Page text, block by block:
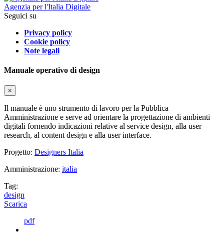
Agenzia per l'Italia Digitale
Seguici su
Privacy policy
Cookie policy
Note legali
Manuale operativo di design
×
Il manuale è uno strumento di lavoro per la Pubblica
Amministrazione e serve ad orientare la progettazione di ambienti
digitali fornendo indicazioni relative al service design, alla user
research, al content design e alla user interface.
Progetto: Designers Italia
Amministrazione: italia
Tag:
design
Scarica
pdf